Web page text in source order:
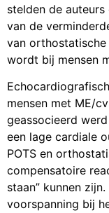
stelden de
van de
van
wordt bij mensen
mensen met ME/
geassocieerd
een lage cardiale
POTS en
compensatoire
staan” kunnen
voorspanning bij